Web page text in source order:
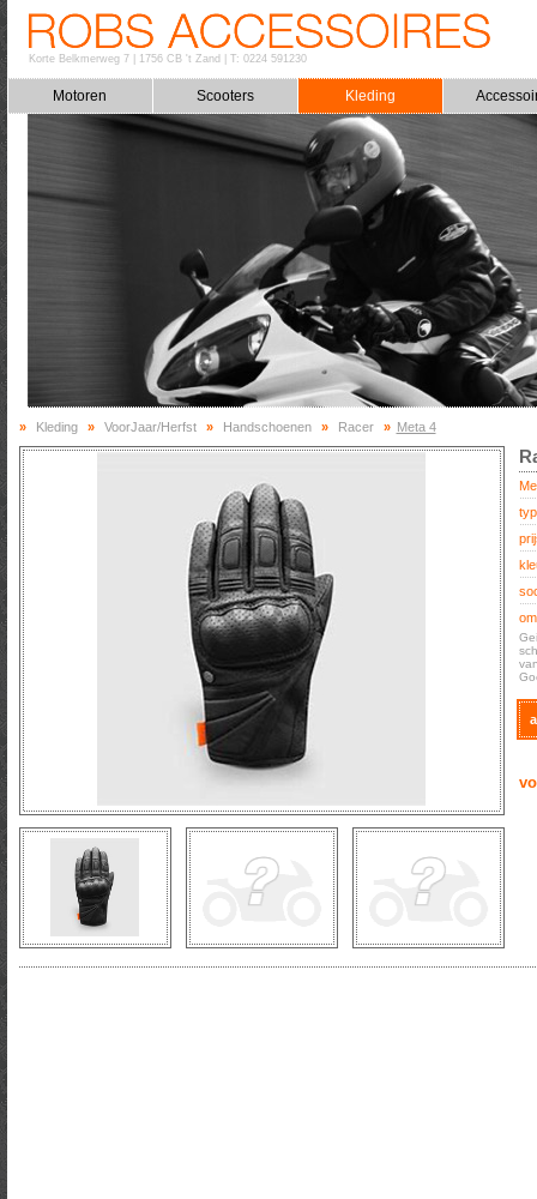
Korte Belkmerweg 7| 1756 CB 't Zand T: 0224 591230
Motoren Scooters Kleding
» Kleding » VoorJaar/Herfst » Handschoenen » Racer » Meta 4